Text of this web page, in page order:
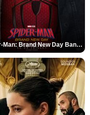
Spider-Man: Brand New Day Bande-annonce VO STFR